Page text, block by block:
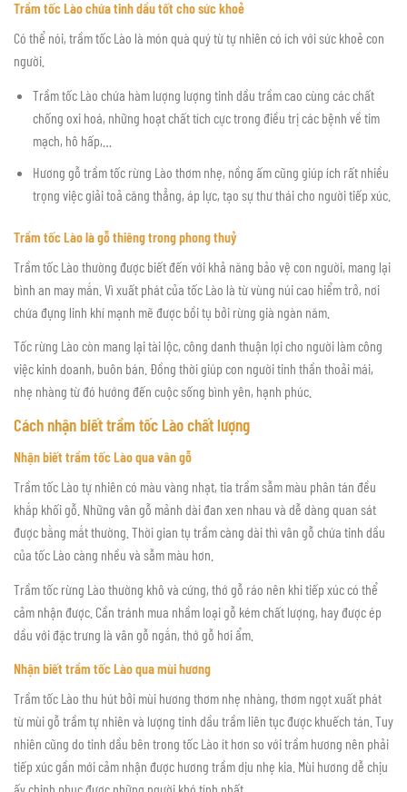
Trầm tốc Lào chứa tinh dầu tốt cho sức khoẻ
Có thể nói, trầm tốc Lào là món quà quý từ tự nhiên có ích với sức khoẻ con
người.
Trầm tốc Lào chứa hàm lượng lượng tinh dầu trầm cao cùng các chất
chống oxi hoá, những hoạt chất tích cực trong điều trị các bệnh về tim
mạch, hô hấp,…
Hương gỗ trầm tốc rừng Lào thơm nhẹ, nồng ấm cũng giúp ích rất nhiều
trọng việc giải toả căng thẳng, áp lực, tạo sự thư thái cho người tiếp xúc.
Trầm tốc Lào là gỗ thiêng trong phong thuỷ
Trầm tốc Lào thường được biết đến với khả năng bảo vệ con người, mang lại
bình an may mắn. Vì xuất phát của tốc Lào là từ vùng núi cao hiểm trở, nơi
chứa đựng linh khí mạnh mẽ được bồi tụ bởi rừng già ngàn năm.
Tốc rừng Lào còn mang lại tài lộc, công danh thuận lợi cho người làm công
việc kinh doanh, buôn bán. Đồng thời giúp con người tinh thần thoải mái,
nhẹ nhàng từ đó hướng đến cuộc sống bình yên, hạnh phúc.
Cách nhận biết trầm tốc Lào chất lượng
Nhận biết trầm tốc Lào qua vân gỗ
Trầm tốc Lào tự nhiên có màu vàng nhạt, tia trầm sẫm màu phân tán đều
khắp khối gỗ. Những vân gỗ mảnh dài đan xen nhau và dễ dàng quan sát
được bằng mắt thường. Thời gian tụ trầm càng dài thì vân gỗ chứa tinh dầu
của tốc Lào càng nhều và sẫm màu hơn.
Trầm tốc rừng Lào thường khô và cứng, thớ gỗ ráo nên khi tiếp xúc có thể
cảm nhận được. Cần tránh mua nhầm loại gỗ kém chất lượng, hay được ép
dầu với đặc trưng là vân gỗ ngắn, thớ gỗ hơi ẩm.
Nhận biết trầm tốc Lào qua mùi hương
Trầm tốc Lào thu hút bởi mùi hương thơm nhẹ nhàng, thơm ngọt xuất phát
từ mùi gỗ trầm tự nhiên và lượng tinh dầu trầm liên tục được khuếch tán. Tuy
nhiên cũng do tinh dầu bên trong tốc Lào ít hơn so với trầm hương nên phải
tiếp xúc gần mới cảm nhận được hương trầm dịu nhẹ kia. Mùi hương dễ chịu